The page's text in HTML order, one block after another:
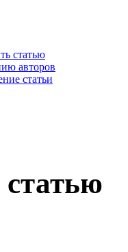
статью
авторов
статьи